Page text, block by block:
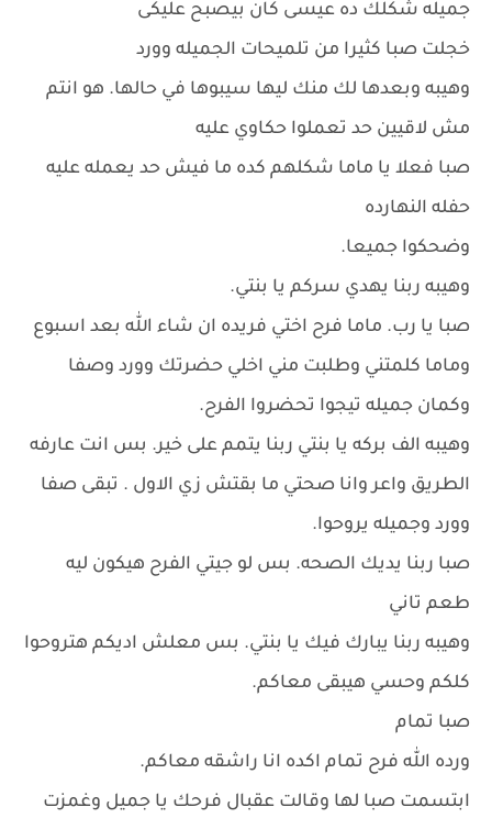
جميله شكلك ده عيسى كان بيصبح عليكى
خجلت صبا كثيرا من تلميحات الجميله وورد
وهيبه وبعدها لك منك ليها سيبوها في حالها. هو انتم
مش لاقيين حد تعملوا حكاوي عليه
صبا فعلا يا ماما شكلهم كده ما فيش حد يعمله عليه
حفله النهارده
وضحكوا جميعا.
وهيبه ربنا يهدي سركم يا بنتي.
صبا يا رب. ماما فرح اختي فريده ان شاء الله بعد اسبوع
وماما كلمتني وطلبت مني اخلي حضرتك وورد وصفا
وكمان جميله تيجوا تحضروا الفرح.
وهيبه الف بركه يا بنتي ربنا يتمم على خير. بس انت عارفه
الطريق واعر وانا صحتي ما بقتش زي الاول . تبقى صفا
وورد وجميله يروحوا.
صبا ربنا يديك الصحه. بس لو جيتي الفرح هيكون ليه
طعم تاني
وهيبه ربنا يبارك فيك يا بنتي. بس معلش اديكم هتروحوا
كلكم وحسي هيبقى معاكم.
صبا تمام
ورده الله فرح تمام اكده انا راشقه معاكم.
ابتسمت صبا لها وقالت عقبال فرحك يا جميل وغمزت